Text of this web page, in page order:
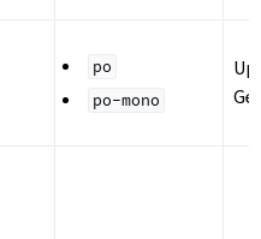
po
po-mono